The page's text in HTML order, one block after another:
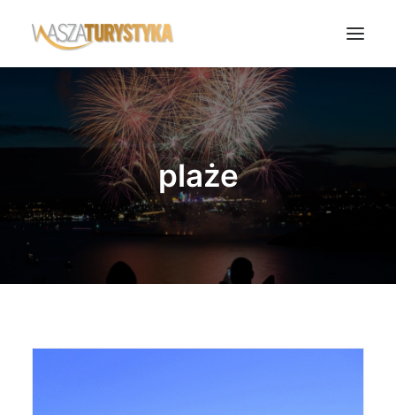
Księga wspomnień
Biura podróży
Noclegi
Polska
Świat
Wasze Podróże
plaże